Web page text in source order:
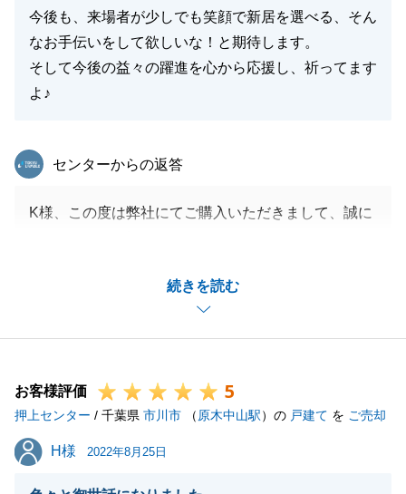
今後も、来場者が少しでも笑顔で新居を選べる、そん
なお手伝いをして欲しいな！と期待します。
そして今後の益々の躍進を心から応援し、祈ってます
よ♪
続きを読む
東急リバブル
センターからの返答
K様、この度は弊社にてご購入いただきまして、誠に
お住み替え先にて、素敵な新居生活がお送りできます
こと、心よりお祈りしております。
今後とも何かございましたら、いつでもご連絡下さい
引き続き、宜しくお願い申し上げます。
お客様評価 5
押上センター / 千葉県 市川市 （ 原木中山駅）の 戸建て を ご売却
H様
H様 2022年8月25日